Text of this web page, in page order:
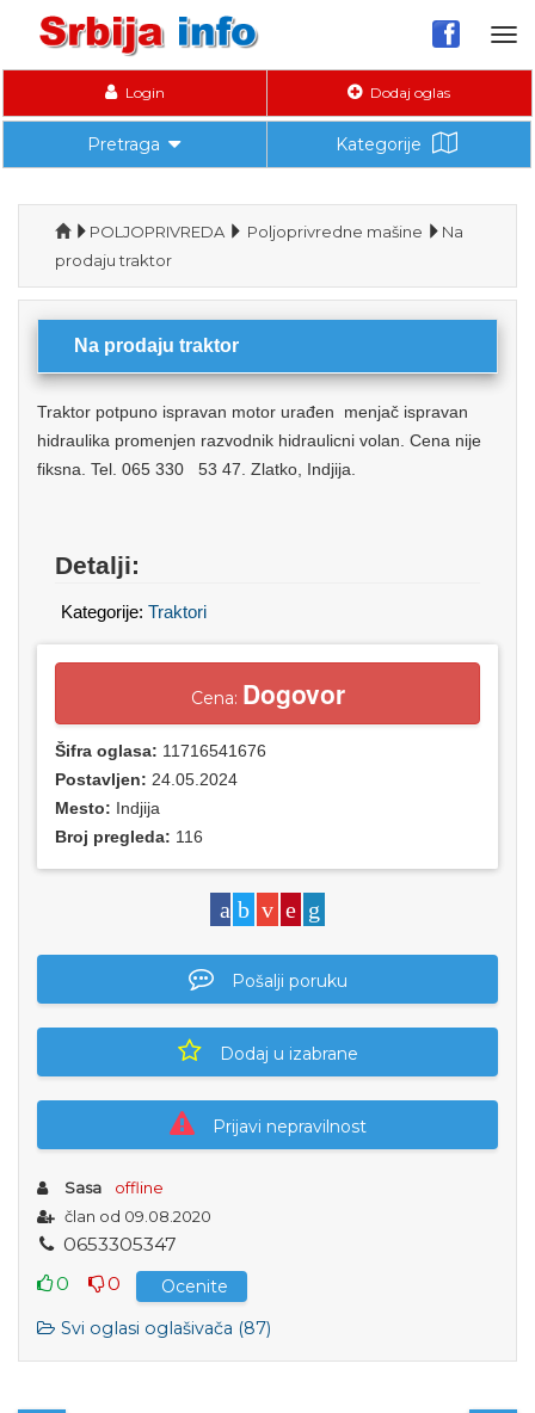
Login Dodaj oglas
Pretraga Kategorije
POLJOPRIVREDA Poljoprivredne mašine
Na
prodaju traktor
Na prodaju traktor
Traktor potpuno ispravan motor urađen menjač ispravan
hidraulika promenjen razvodnik hidraulicni volan. Cena nije
fiksna. Tel. 065 330 53 47. Zlatko, Indjija.
Detalji:
Kategorije: Traktori
Cena: Dogovor
Šifra oglasa: 11716541676
Postavljen: 24.05.2024
Mesto: Indjija
Broj pregleda: 116
Pošalji poruku
Dodaj u izabrane
Prijavi nepravilnost
Sasa
offline
član od 09.08.2020
0653305347
0
0
Ocenite
Svi oglasi oglašivača (87)